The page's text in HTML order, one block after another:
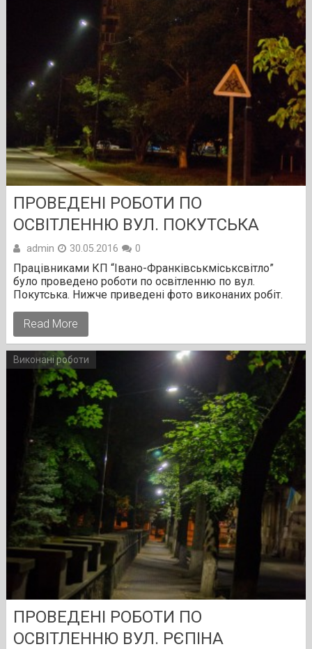
ПРОВЕДЕНІ РОБОТИ ПО
ОСВІТЛЕННЮ ВУЛ. ПОКУТСЬКА
admin 30.05.2016 0
Працівниками КП “Івано-Франківськміськсвітло”
було проведено роботи по освітленню по вул.
Покутська. Нижче приведені фото виконаних робіт.
Read More
Виконані роботи
ПРОВЕДЕНІ РОБОТИ ПО
ОСВІТЛЕННЮ ВУЛ. РЄПІНА